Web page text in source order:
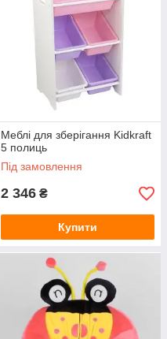
Меблі для зберігання Kidkraft
5 полиць
Під замовлення
2 346 ₴
Купити